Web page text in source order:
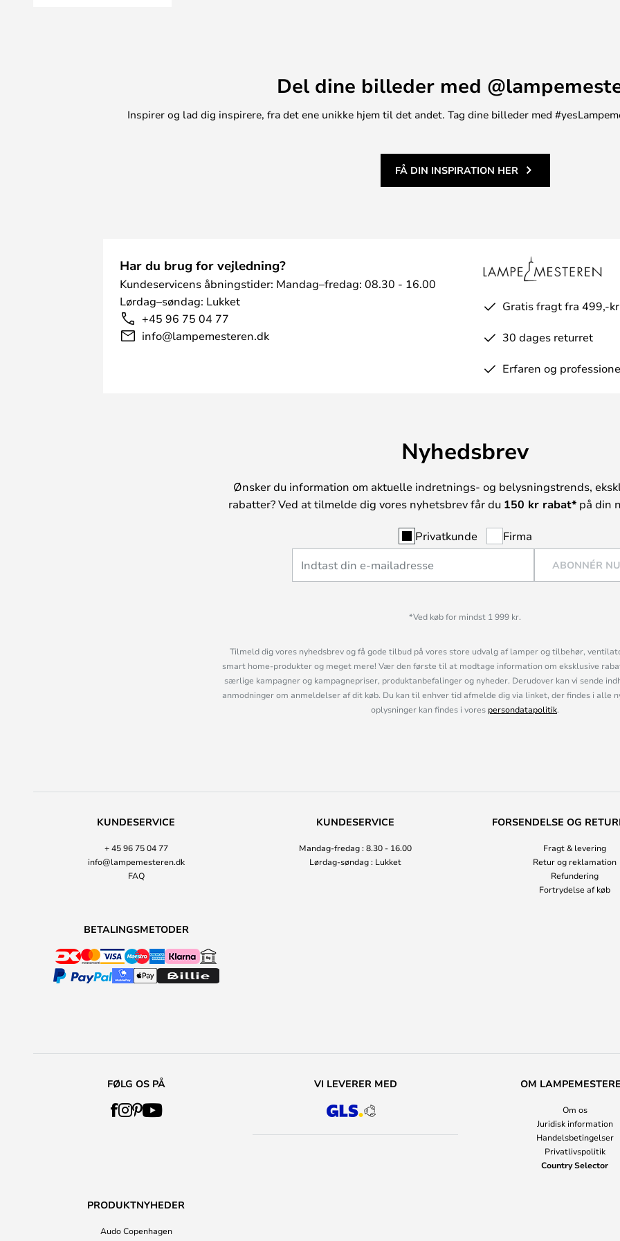
Del dine billeder med
Inspirer og lad dig inspirere, fra det ene unikke hjem til det andet. Tag dine billeder med
FÅ DIN INSPIRATION HER
Har du brug for vejledning?
Kundeservicens åbningstider: Mandag–fredag: 08.30 - 16.00
Lørdag–søndag: Lukket
+45 96 75 04 77
info@lampemesteren.dk
Gratis fragt fra 499,-
30 dages returret
Erfaren og
Nyhedsbrev
Ønsker du information om aktuelle indretnings- og belysningstrends,
rabatter? Ved at tilmelde dig vores nyhetsbrev får du 150 kr rabat*på din
Privatkunde Firma
ABONNÉR NU
*Ved køb for mindst 1 999 kr.
Tilmeld dig vores nyhedsbrev og få gode tilbud på vores store udvalg af lamper og tilbehør,
smart home-produkter og meget mere! Vær den første til at modtage information om eksklusive
særlige kampagner og kampagnepriser, produktanbefalinger og nyheder. Derudover kan vi sende
anmodninger om anmeldelser af dit køb. Du kan til enhver tid afmelde dig via linket, der findes i alle
oplysninger kan findes i vores persondatapolitik.
KUNDESERVICE
+ 45 96 75 04 77
info@lampemesteren.dk
FAQ
KUNDESERVICE
Mandag-fredag : 8.30 - 16.00
Lørdag-søndag : Lukket
FORSENDELSE OG
Fragt & levering
Retur og reklamation
Refundering
Fortrydelse af køb
BETALINGSMETODER
FØLG OS PÅ VI LEVERER MED OM
Om os
Juridisk information
Handelsbetingelser
Privatlivspolitik
Country Selector
PRODUKTNYHEDER
Audo Copenhagen